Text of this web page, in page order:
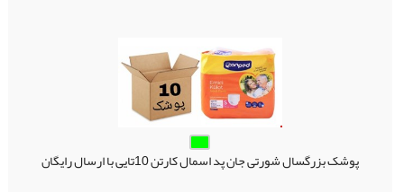
پوشک بزرگسال شورتی جان پد اسمال کارتن 10تایی با ارسال رایگان